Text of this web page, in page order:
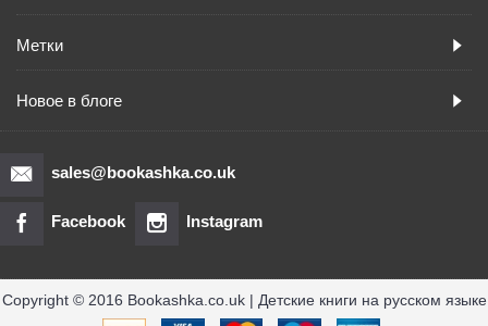
Метки
Новое в блоге
sales@bookashka.co.uk
Facebook Instagram
Copyright © 2016 Bookashka.co.uk | Детские книги на русском языке